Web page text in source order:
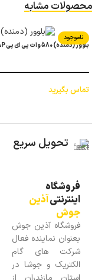
محصولات مشابه
ناموجود
بلوور (دمنده) 580 وات پی ای پی PAP مدل B-9580
تماس بگیرید
تحویل سریع
فروشگاه
اینترنتیآذین
جوش
فروشگاه آذین جوش
بعنوان نماینده فعال
شرکت های گام
الکتریک و جوشا در